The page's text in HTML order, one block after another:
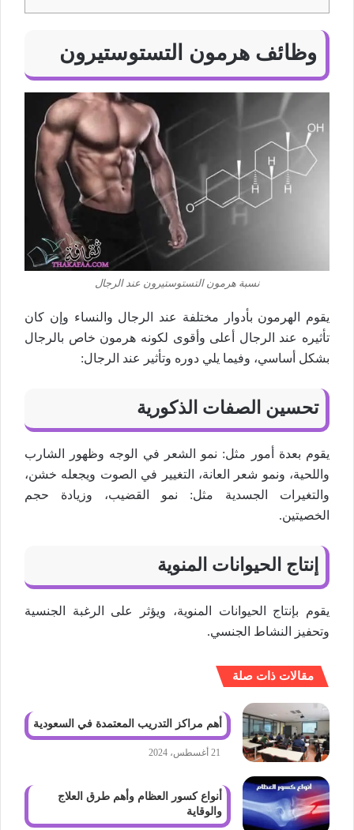
وظائف هرمون التستوستيرون
نسبة هرمون التستوستيرون عند الرجال
يقوم الهرمون بأدوار مختلفة عند الرجال والنساء وإن كان
تأثيره عند الرجال أعلى وأقوى لكونه هرمون خاص بالرجال
بشكل أساسي، وفيما يلي دوره وتأثير عند الرجال:
تحسين الصفات الذكورية
يقوم بعدة أمور مثل: نمو الشعر في الوجه وظهور الشارب
واللحية، ونمو شعر العانة، التغيير في الصوت ويجعله خشن،
والتغيرات الجسدية مثل: نمو القضيب، وزيادة حجم
الخصيتين.
إنتاج الحيوانات المنوية
يقوم بإنتاج الحيوانات المنوية، ويؤثر على الرغبة الجنسية
وتحفيز النشاط الجنسي.
مقالات ذات صلة
أهم مراكز التدريب المعتمدة في السعودية
21 أغسطس، 2024
أنواع كسور العظام وأهم طرق العلاج
والوقاية